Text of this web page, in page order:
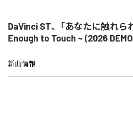
DaVinci ST、「あなたに触れら
Enough to Touch ~ (2026
新曲情報